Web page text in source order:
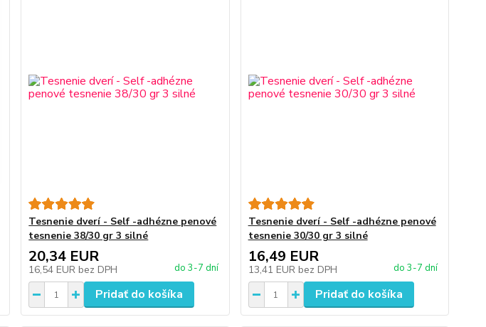
Tesnenie dverí - Self -adhézne penové
tesnenie 38/30 gr 3 silné
20,34 EUR
16,54 EUR bez DPH do 3-7 dní
Pridať do košíka
Tesnenie dverí - Self -adhézne penové
tesnenie 30/30 gr 3 silné
16,49 EUR
13,41 EUR bez DPH do 3-7 dní
Pridať do košíka